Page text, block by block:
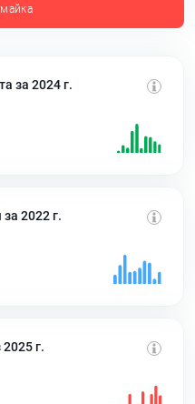
за 2024 г.
2022 г.
г.